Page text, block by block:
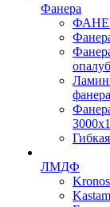
Фанера
фанера
ЛМДФ